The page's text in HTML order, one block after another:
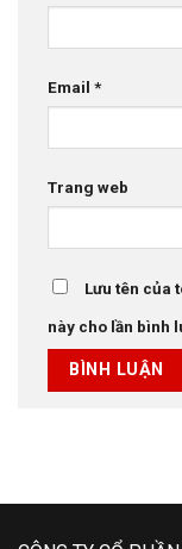
Email *
Trang web
Lưu tên của
này cho lần bình